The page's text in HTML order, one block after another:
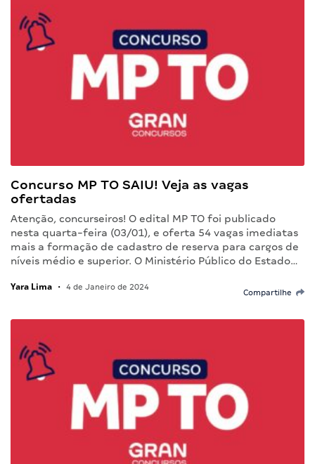
Concurso MP TO SAIU! Veja as vagas
ofertadas
Atenção, concurseiros! O edital MP TO foi publicado
nesta quarta-feira (03/01), e oferta 54 vagas imediatas
mais a formação de cadastro de reserva para cargos de
níveis médio e superior. O Ministério Público do Estado…
Yara Lima • 4 de Janeiro de 2024
Compartilhe